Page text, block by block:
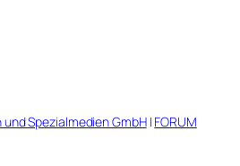
Spezialmedien GmbH| FORUM